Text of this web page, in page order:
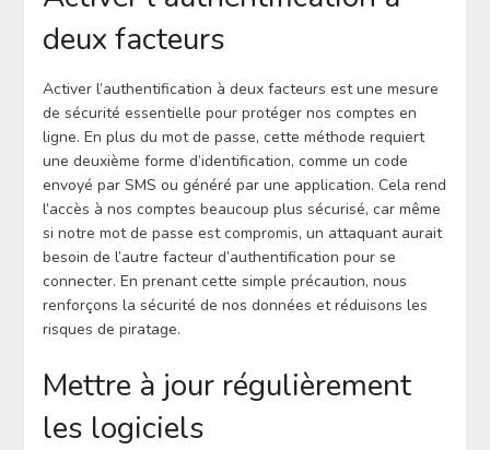
deux facteurs
Activer l’authentification à deux facteurs est une mesure
de sécurité essentielle pour protéger nos comptes en
ligne. En plus du mot de passe, cette méthode requiert
une deuxième forme d’identification, comme un code
envoyé par SMS ou généré par une application. Cela rend
l’accès à nos comptes beaucoup plus sécurisé, car même
si notre mot de passe est compromis, un attaquant aurait
besoin de l’autre facteur d’authentification pour se
connecter. En prenant cette simple précaution, nous
renforçons la sécurité de nos données et réduisons les
risques de piratage.
Mettre à jour régulièrement
les logiciels